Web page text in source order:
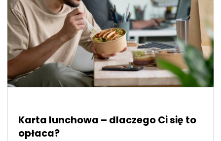
Karta lunchowa – dlaczego Ci się to
opłaca?